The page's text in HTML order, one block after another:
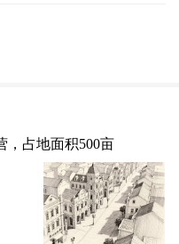
，占地面积500亩